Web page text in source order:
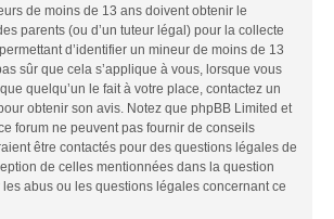
de moins de 13 ans doivent obtenir le
parents (ou d’un tuteur légal) pour la collecte
d’identifier un mineur de moins de 13
sûr que cela s’applique à vous, lorsque vous
quelqu’un le fait à votre place, contactez un
obtenir son avis. Notez que phpBB Limited et
forum ne peuvent pas fournir de conseils
être contactés pour des questions légales de
de celles mentionnées dans la question
abus ou les questions légales concernant ce